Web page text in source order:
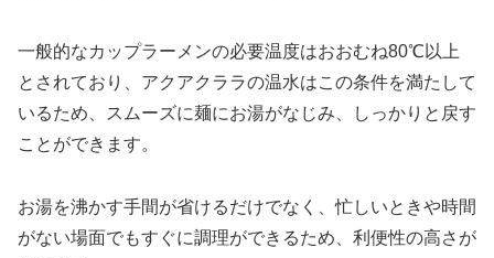
一般的なカップラーメンの必要温度はおおむね80℃以上
とされており、アクアクララの温水はこの条件を満たして
いるため、スムーズに麺にお湯がなじみ、しっかりと戻す
ことができます。
お湯を沸かす手間が省けるだけでなく、忙しいときや時間
がない場面でもすぐに調理ができるため、利便性の高さが